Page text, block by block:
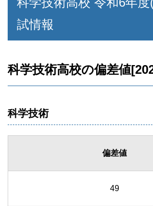
試情報
科学技術高校の偏差値
科学技術
偏差値
49